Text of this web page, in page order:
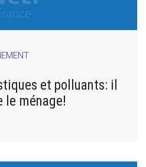
et polluants: il
le ménage!